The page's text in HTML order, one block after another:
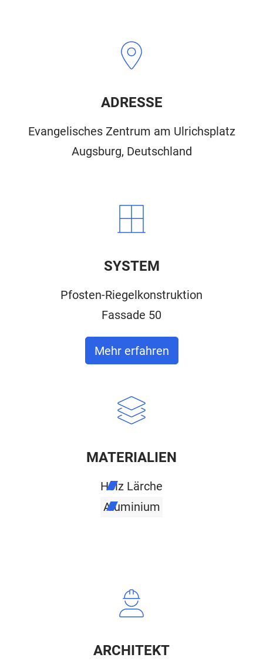
ADRESSE
Evangelisches Zentrum am Ulrichsplatz
Augsburg, Deutschland
SYSTEM
Pfosten-Riegelkonstruktion
Fassade 50
Mehr erfahren
MATERIALIEN
Holz Lärche
Aluminium
ARCHITEKT